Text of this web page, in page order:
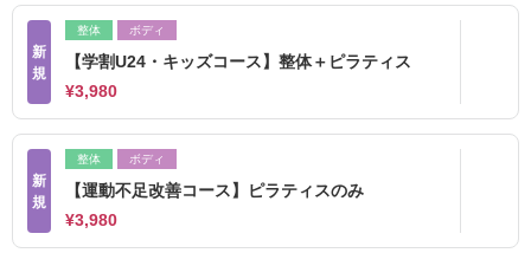
新
規
整体 ボディ
【学割U24・キッズコース】整体＋ピラティス
¥3,980
新
規
整体 ボディ
【運動不足改善コース】ピラティスのみ
¥3,980